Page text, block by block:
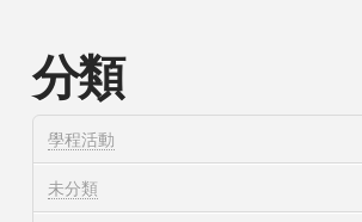
分類
學程活動
未分類